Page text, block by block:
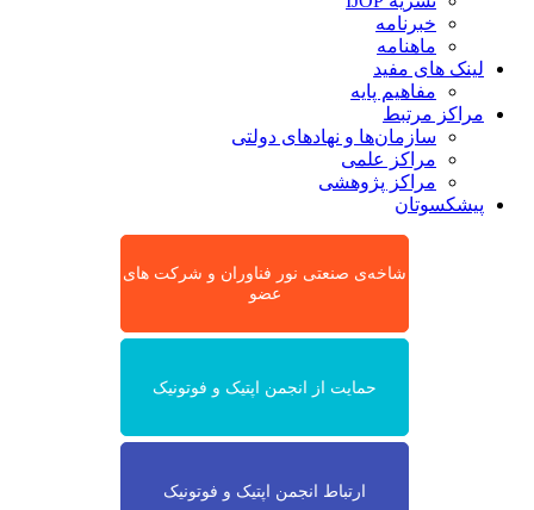
خبرنامه
ماهنامه
لینک های مفید
مفاهیم پایه
مراکز مرتبط
سازمان‌ها و نهادهای دولتی
مراکز علمی
مراکز پژوهشی
پیشکسوتان
شاخه‌ی صنعتی نور فناوران و شرکت های
عضو
حمایت از انجمن اپتیک و فوتونیک
ارتباط انجمن اپتیک و فوتونیک